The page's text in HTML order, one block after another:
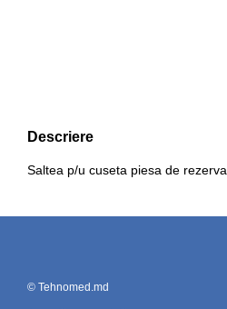
Descriere
Saltea p/u cuseta piesa de rezerva
© Tehnomed.md